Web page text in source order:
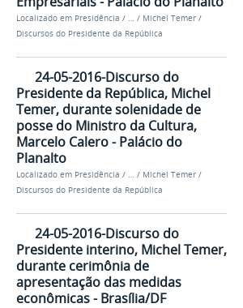
Localizado em Presidência / … / Michel Temer /
Discursos do Presidente da República
24-05-2016-Discurso do
Presidente da República, Michel
Temer, durante solenidade de
posse do Ministro da Cultura,
Marcelo Calero - Palácio do
Planalto
Localizado em Presidência / … / Michel Temer /
Discursos do Presidente da República
24-05-2016-Discurso do
Presidente interino, Michel Temer,
durante cerimônia de
apresentação das medidas
econômicas - Brasília/DF